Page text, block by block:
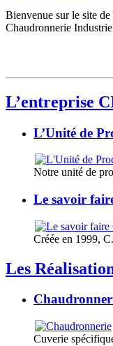
Bienvenue sur le site
Chaudronnerie
L’entreprise
L’Unité de
Notre unité de
Le savoir
Créée en 1999,
Les
Cuverie